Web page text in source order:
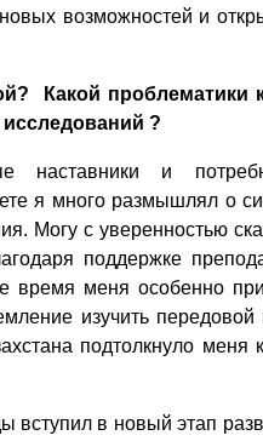
возможностей и
Какой проблематики
?
наставники и
я много размышлял о
Могу с уверенностью
поддержке
время меня особенно
изучить передовой
подтолкнуло меня
вступил в новый этап